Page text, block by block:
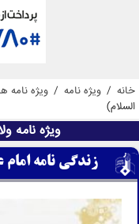
خانه / ویژه نامه / ویژه نامه
السلام)
ویژه نامه
زندگی نامه